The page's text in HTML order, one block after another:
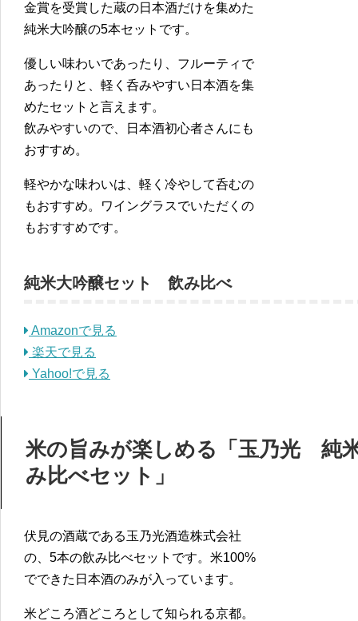
金賞を受賞した蔵の日本酒だけを集めた
純米大吟醸の5本セットです。
優しい味わいであったり、フルーティで
あったりと、軽く呑みやすい日本酒を集
めたセットと言えます。
飲みやすいので、日本酒初心者さんにも
おすすめ。
軽やかな味わいは、軽く冷やして呑むの
もおすすめ。ワイングラスでいただくの
もおすすめです。
純米大吟醸セット 飲み比べ
Amazonで見る
楽天で見る
Yahoo!で見る
米の旨みが楽しめる「玉乃光 純
み比べセット」
伏見の酒蔵である玉乃光酒造株式会社
の、5本の飲み比べセットです。米100%
でできた日本酒のみが入っています。
米どころ酒どころとして知られる京都。